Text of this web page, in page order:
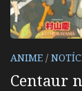
ANIME /
Centaur